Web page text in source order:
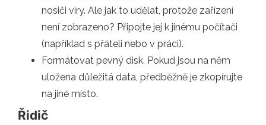
nosiči viry. Ale jak to udělat, protože zařízení
není zobrazeno? Připojte jej k jinému počítači
(například s přáteli nebo v práci).
Formátovat pevný disk. Pokud jsou na něm
uložena důležitá data, předběžně je zkopírujte
na jiné místo.
Řidič